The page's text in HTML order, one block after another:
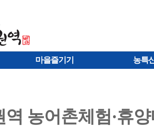
마을즐기기 농특
역 농어촌체험·휴